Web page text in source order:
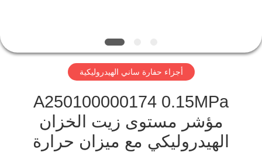
الجودة
اطلب
أجزاء حفارة ساني الهيدروليكية
A250100000174 0.15MPa
مؤشر مستوى زيت الخزان
الهيدروليكي مع ميزان حرارة